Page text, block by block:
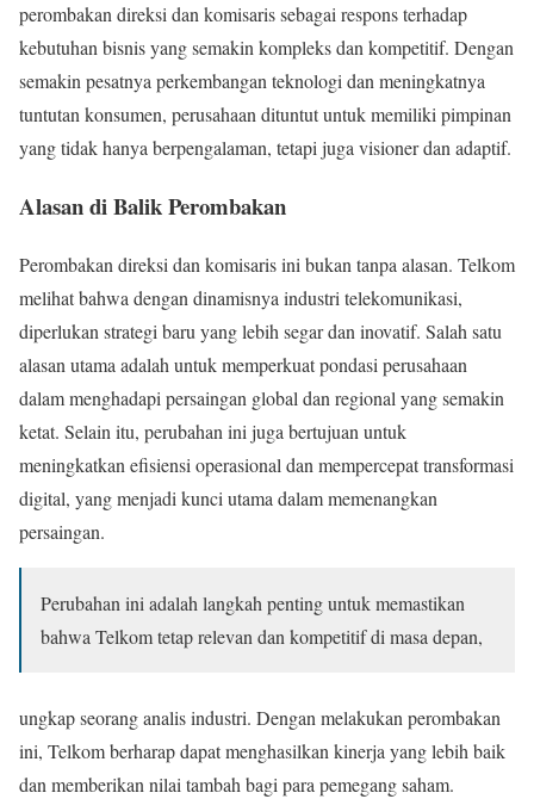
perombakan direksi dan komisaris sebagai respons terhadap
kebutuhan bisnis yang semakin kompleks dan kompetitif. Dengan
semakin pesatnya perkembangan teknologi dan meningkatnya
tuntutan konsumen, perusahaan dituntut untuk memiliki pimpinan
yang tidak hanya berpengalaman, tetapi juga visioner dan adaptif.
Alasan di Balik Perombakan
Perombakan direksi dan komisaris ini bukan tanpa alasan. Telkom
melihat bahwa dengan dinamisnya industri telekomunikasi,
diperlukan strategi baru yang lebih segar dan inovatif. Salah satu
alasan utama adalah untuk memperkuat pondasi perusahaan
dalam menghadapi persaingan global dan regional yang semakin
ketat. Selain itu, perubahan ini juga bertujuan untuk
meningkatkan efisiensi operasional dan mempercepat transformasi
digital, yang menjadi kunci utama dalam memenangkan
persaingan.
Perubahan ini adalah langkah penting untuk memastikan
bahwa Telkom tetap relevan dan kompetitif di masa depan,
ungkap seorang analis industri. Dengan melakukan perombakan
ini, Telkom berharap dapat menghasilkan kinerja yang lebih baik
dan memberikan nilai tambah bagi para pemegang saham.